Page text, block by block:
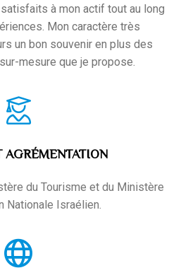
à mon actif tout au long
Mon caractère très
un bon souvenir en plus des
mesure que je propose.
du Tourisme et du Ministère
Nationale Israélien.